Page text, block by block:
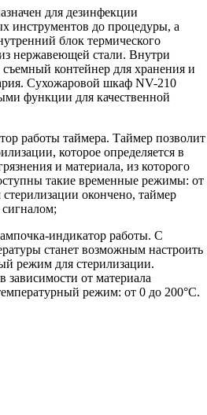
для дезинфекции
до процедуры, а
блок термического
нержавеющей стали. Внутри
контейнер для хранения и
Сухожаровой шкаф NV-210
функции для качественной
работы таймера. Таймер позволит
которое определяется в
и материала, из которого
такие временные режимы: от
окончено, таймер
индикатор работы. С
станет возможным настроить
режим для стерилизации.
зависимости от материала
режим: от 0 до 200°C.